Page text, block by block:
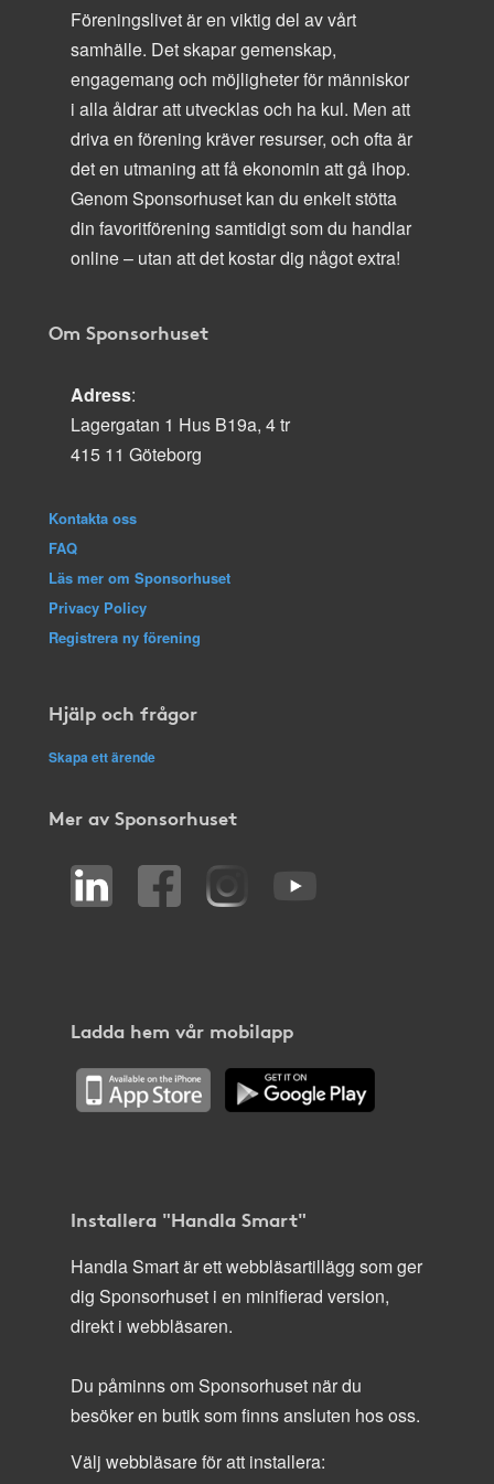
Föreningslivet är en viktig del av vårt
samhälle. Det skapar gemenskap,
engagemang och möjligheter för människor
i alla åldrar att utvecklas och ha kul. Men att
driva en förening kräver resurser, och ofta är
det en utmaning att få ekonomin att gå ihop.
Genom Sponsorhuset kan du enkelt stötta
din favoritförening samtidigt som du handlar
online – utan att det kostar dig något extra!
Om Sponsorhuset
Adress:
Lagergatan 1 Hus B19a, 4 tr
415 11 Göteborg
Kontakta oss
FAQ
Läs mer om Sponsorhuset
Privacy Policy
Registrera ny förening
Hjälp och frågor
Skapa ett ärende
Mer av Sponsorhuset
Ladda hem vår mobilapp
Installera "Handla Smart"
Handla Smart är ett webbläsartillägg som ger
dig Sponsorhuset i en minifierad version,
direkt i webbläsaren.
Du påminns om Sponsorhuset när du
besöker en butik som finns ansluten hos oss.
Välj webbläsare för att installera: